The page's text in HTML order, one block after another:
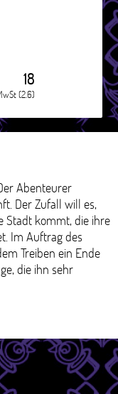
18
(2.6)
Abenteurer
Der Zufall will es,
Stadt kommt, die ihre
Im Auftrag des
Treiben ein Ende
die ihn sehr